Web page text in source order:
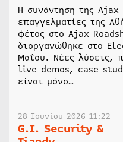
Η συνάντηση της
επαγγελματίες της
φέτος στο Ajax
διοργανώθηκε στο
Μαΐου. Νέες λύσεις,
live demos, case
είναι μόνο…
28 Ιουνίου 2026 11:22
G.I. Security &